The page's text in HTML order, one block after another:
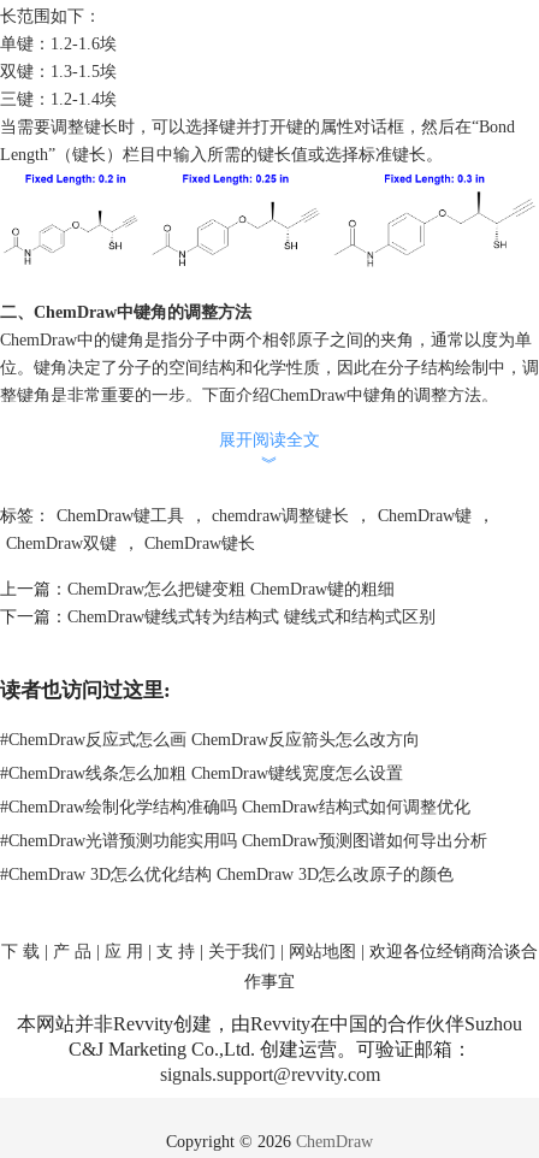
长范围如下：
单键：1.2-1.6埃
双键：1.3-1.5埃
三键：1.2-1.4埃
当需要调整键长时，可以选择键并打开键的属性对话框，然后在“Bond
Length”（键长）栏目中输入所需的键长值或选择标准键长。
二、ChemDraw中键角的调整方法
ChemDraw中的键角是指分子中两个相邻原子之间的夹角，通常以度为单
位。键角决定了分子的空间结构和化学性质，因此在分子结构绘制中，调
整键角是非常重要的一步。下面介绍ChemDraw中键角的调整方法。
首先需要选中需要调整的键。在选中键后，可以通过以下三种方法打开键
（1）使用快捷键Shift + Command + A（Mac）或Shift + Ctrl +
A（Windows）打开属性对话框；
属性对话框；
（3）单击键上的鼠标右键，然后选择“Properties”选项，这将打开属性对
角值或旋转鼠标来调整键角。要旋转键角，只需将鼠标放置在键角的中心
点上，然后按住鼠标左键拖动即可。
展开阅读全文
︾
标签： ChemDraw键工具 ， chemdraw调整键长 ， ChemDraw键
，
ChemDraw双键
， ChemDraw键长
上一篇： ChemDraw怎么把键变粗 ChemDraw键的粗细
下一篇： ChemDraw键线式转为结构式 键线式和结构式区别
读者也访问过这里:
#ChemDraw反应式怎么画 ChemDraw反应箭头怎么改方向
#ChemDraw线条怎么加粗 ChemDraw键线宽度怎么设置
#ChemDraw绘制化学结构准确吗 ChemDraw结构式如何调整优化
#ChemDraw光谱预测功能实用吗 ChemDraw预测图谱如何导出分析
#ChemDraw 3D怎么优化结构 ChemDraw 3D怎么改原子的颜色
下 载 产 品 应 用 支 持 关于我们 网站地图
| 欢迎各位经销商洽谈合
作事宜
本网站并非Revvity创建，由Revvity在中国的合作伙伴Suzhou
C&J Marketing Co.,Ltd. 创建运营。可验证邮箱：
signals.support@revvity.com
Copyright © 2026 ChemDraw